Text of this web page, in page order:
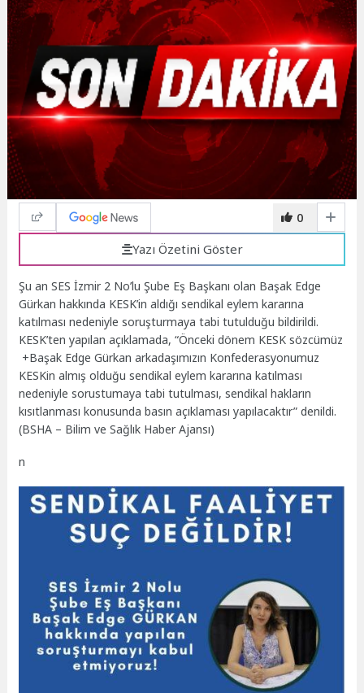
0
Yazı Özetini Göster
Şu an SES İzmir 2 No’lu Şube Eş Başkanı olan Başak Edge
Gürkan hakkında KESK’in aldığı sendikal eylem kararına
katılması nedeniyle soruşturmaya tabi tutulduğu bildirildi.
KESK’ten yapılan açıklamada, “Önceki dönem KESK sözcümüz
+Başak Edge Gürkan arkadaşımızın Konfederasyonumuz
KESKin almış olduğu sendikal eylem kararına katılması
nedeniyle sorustumaya tabi tutulması, sendikal hakların
kısıtlanması konusunda basın açıklaması yapılacaktır” denildi.
(BSHA – Bilim ve Sağlık Haber Ajansı)
n